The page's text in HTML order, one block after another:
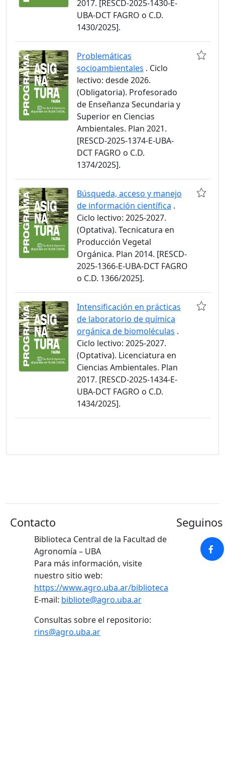
2017. [RESCD-2025-1430-E-
UBA-DCT FAGRO o C.D.
1430/2025].
Problemáticas
socioambientales . Ciclo
lectivo: desde 2026.
(Obligatoria). Profesorado
de Enseñanza Secundaria y
Superior en Ciencias
Ambientales. Plan 2021.
[RESCD-2025-1374-E-UBA-
DCT FAGRO o C.D.
1374/2025].
Búsqueda, acceso y manejo
de información científica .
Ciclo lectivo: 2025-2027.
(Optativa). Tecnicatura en
Producción Vegetal
Orgánica. Plan 2014. [RESCD-
2025-1366-E-UBA-DCT FAGRO
o C.D. 1366/2025].
Intensificación en prácticas
de laboratorio de química
orgánica de biomoléculas .
Ciclo lectivo: 2025-2027.
(Optativa). Licenciatura en
Ciencias Ambientales. Plan
2017. [RESCD-2025-1434-E-
UBA-DCT FAGRO o C.D.
1434/2025].
Contacto
Biblioteca Central de la Facultad de
Agronomía – UBA
Para más información, visite
nuestro sitio web:
https://www.agro.uba.ar/biblioteca
E-mail: bibliote@agro.uba.ar
Consultas sobre el repositorio:
rins@agro.uba.ar